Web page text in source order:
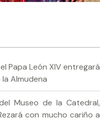
Papa León XIV entregará
Almudena
Museo de la Catedral,
con mucho cariño a